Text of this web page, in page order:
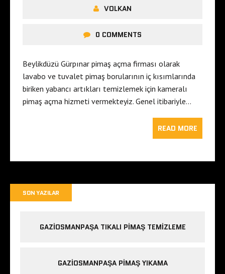
VOLKAN
0 COMMENTS
Beylikdüzü Gürpınar pimaş açma firması olarak
lavabo ve tuvalet pimaş borularının iç kısımlarında
biriken yabancı artıkları temizlemek için kameralı
pimaş açma hizmeti vermekteyiz. Genel itibariyle…
READ MORE
SON YAZILAR
GAZIOSMANPAŞA TIKALI PIMAŞ TEMIZLEME
GAZIOSMANPAŞA PIMAŞ YIKAMA